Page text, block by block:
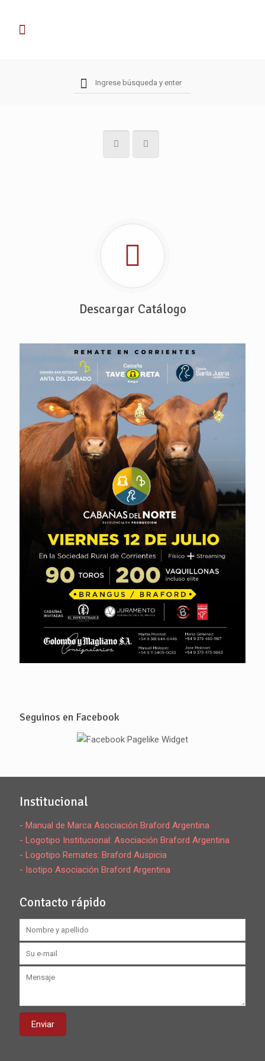
Descargar Catálogo
Seguinos en Facebook
Institucional
- Manual de Marca Asociación Braford Argentina
- Logotipo Institucional: Asociación Braford Argentina
- Logotipo Remates: Braford Auspicia
- Isotipo Asociación Braford Argentina
Contacto rápido